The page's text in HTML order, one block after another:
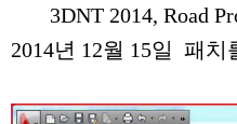
3DNT 2014, Road
2014년 12월 15일 패